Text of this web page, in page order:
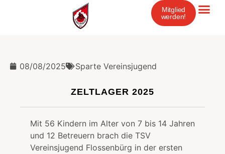
Mitglied
werden!
08/08/2025 Sparte Vereinsjugend
ZELTLAGER 2025
Mit 56 Kindern im Alter von 7 bis 14 Jahren
und 12 Betreuern brach die TSV
Vereinsjugend Flossenbürg in der ersten